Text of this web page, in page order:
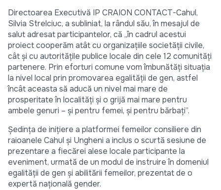
Directoarea Executivă IP CRAION CONTACT-Cahul,
Silvia Strelciuc, a subliniat, la rândul său, în mesajul de
salut adresat participantelor, că „în cadrul acestui
proiect cooperăm atât cu organizațiile societății civile,
cât și cu autoritățile publice locale din cele 12 comunități
partenere. Prin eforturi comune vom îmbunătăți situația
la nivel local prin promovarea egalității de gen, astfel
încât aceasta să aducă un nivel mai mare de
prosperitate în localități și o grijă mai mare pentru
ambele genuri – și pentru femei, și pentru bărbați”.
Ședința de inițiere a platformei femeilor consiliere din
raioanele Cahul și Ungheni a inclus o scurtă sesiune de
prezentare a fiecărei alese locale participante la
eveniment, urmată de un modul de instruire în domeniul
egalității de gen și abilitării femeilor, prezentat de o
expertă națională gender.